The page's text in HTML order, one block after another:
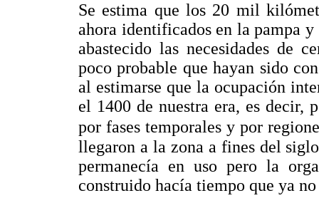
Se estima que los 20 mil
ahora identificados en la pampa
abastecido las necesidades de
poco probable que hayan sido
al estimarse que la ocupación
el 1400 de nuestra era, es decir,
por fases temporales y por
llegaron a la zona a fines del
permanecía en uso pero la
construido hacía tiempo que ya